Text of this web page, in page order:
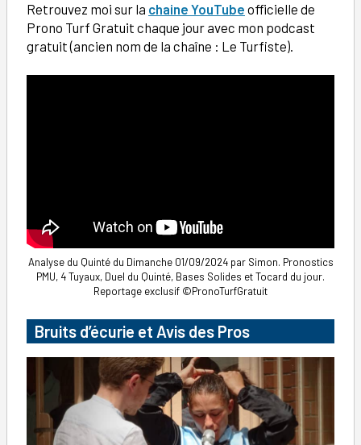
Retrouvez moi sur la chaine YouTube officielle de
Prono Turf Gratuit chaque jour avec mon podcast
gratuit (ancien nom de la chaîne : Le Turfiste).
Analyse du Quinté du Dimanche 01/09/2024 par Simon. Pronostics
PMU, 4 Tuyaux, Duel du Quinté, Bases Solides et Tocard du jour.
Reportage exclusif ©PronoTurfGratuit
Bruits d’écurie et Avis des Pros